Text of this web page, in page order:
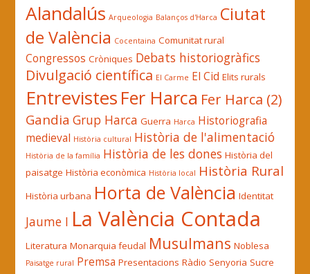
Alandalús Arqueologia Balanços d'Harca Ciutat
de València Cocentaina Comunitat rural
Congressos Cròniques Debats historiogràfics
Divulgació científica El Carme El Cid Elits rurals
Entrevistes Fer Harca Fer Harca (2)
Gandia Grup Harca Guerra Harca Historiografia
medieval Història cultural Història de l'alimentació
Història de la família Història de les dones Història del
paisatge Història econòmica Història local Història Rural
Història urbana Horta de València Identitat
Jaume I La València Contada
Literatura Monarquia feudal Musulmans Noblesa
Paisatge rural Premsa Presentacions Ràdio Senyoria Sucre